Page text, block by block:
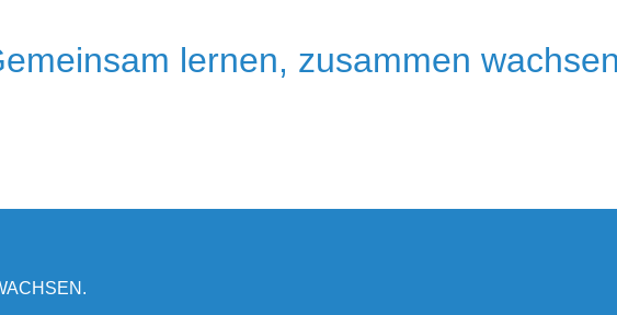
lernen, zusammen wachsen